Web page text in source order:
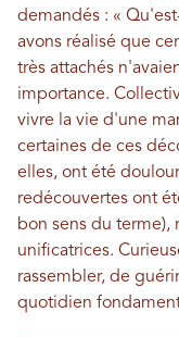
demandés : «
avons réalisé que
très attachés
importance.
vivre la vie d'une
certaines de ces
elles, ont été
redécouvertes ont
bon sens du terme),
unificatrices.
rassembler, de
quotidien